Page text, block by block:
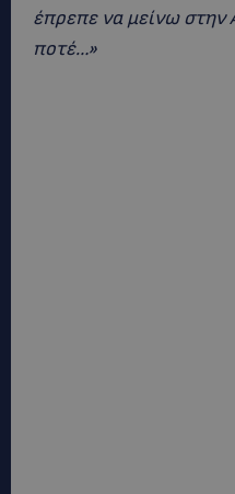
έπρεπε να μείνω
ποτέ…»